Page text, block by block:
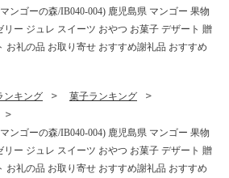
ンゴーの森/IB040-004) 鹿児島県 マンゴー 果物
ー ジュレ スイーツ おやつ お菓子 デザート 贈
お礼の品 お取り寄せ おすすめ謝礼品 おすすめ
ンキング
菓子ランキング
ンゴーの森/IB040-004) 鹿児島県 マンゴー 果物
ー ジュレ スイーツ おやつ お菓子 デザート 贈
お礼の品 お取り寄せ おすすめ謝礼品 おすすめ